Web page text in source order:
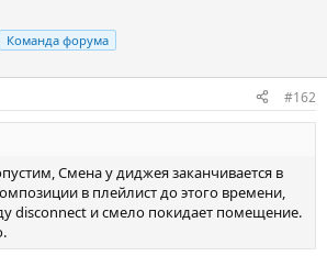
Команда форума
#162
Смена у диджея заканчивается в
в плейлист до этого времени,
disconnect и смело покидает помещение.